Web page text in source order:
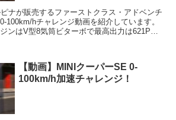
ナが販売するファーストクラス・アドベンチ
100km/hチャレンジ動画を紹介しています。
ンはV型8気筒ビターボで最高出力は621PS
【動画】MINIクーパーSE 0-
100km/h加速チャレンジ！